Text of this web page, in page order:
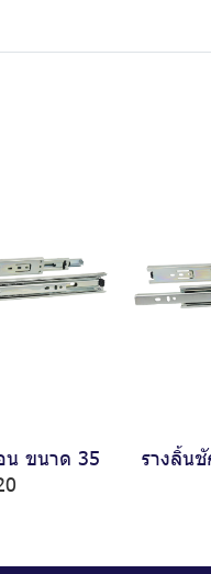
น ขนาด 35
รางลิ้น